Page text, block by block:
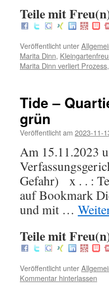
Teile mit
Veröffentlicht unter
Marita Dinn,
Marita Dinn verliert Prozess,
Tide –
grün
Veröffentlicht am 2023-11-
Am 15.11.2023
Gefahr) x . . :
auf Bookmark
und mit …
Teile mit
Veröffentlicht unter
Kommentar hinterlassen